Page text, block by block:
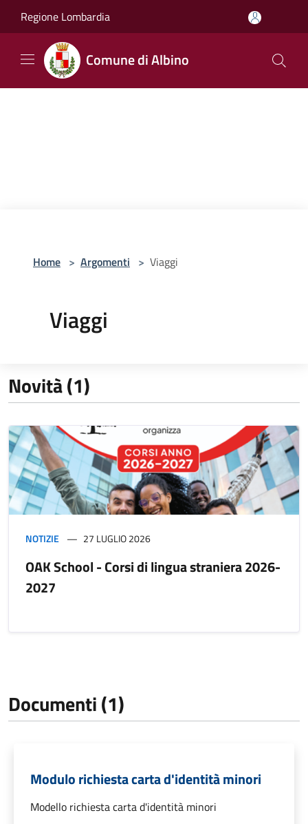
Regione Lombardia
Comune di Albino
Home > Argomenti > Viaggi
Viaggi
Novità (1)
NOTIZIE 27 LUGLIO 2026
OAK School - Corsi di lingua straniera 2026-
2027
Documenti (1)
Modulo richiesta carta d'identità minori
Modello richiesta carta d'identità minori